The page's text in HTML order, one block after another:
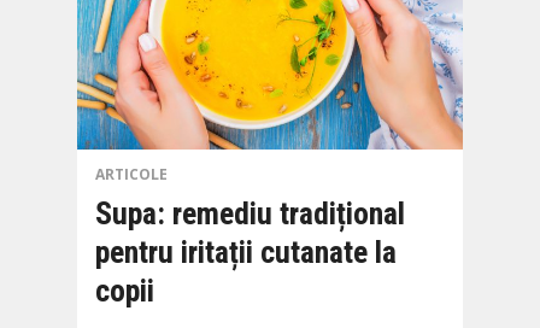
ARTICOLE
Supa: remediu tradițional
pentru iritații cutanate la
copii